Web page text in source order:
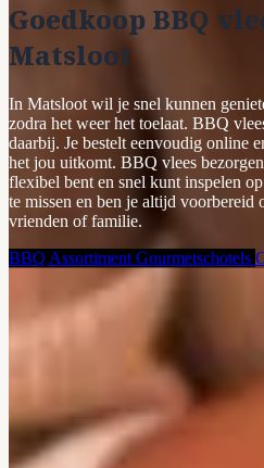
Goedkoop BBQ
Matsloot
In Matsloot wil je snel kunnen
zodra het weer het toelaat. BBQ
daarbij. Je bestelt eenvoudig online
het jou uitkomt. BBQ vlees
flexibel bent en snel kunt inspelen
te missen en ben je altijd voorbereid
vrienden of familie.
BBQ Assortiment Gourmetschotels